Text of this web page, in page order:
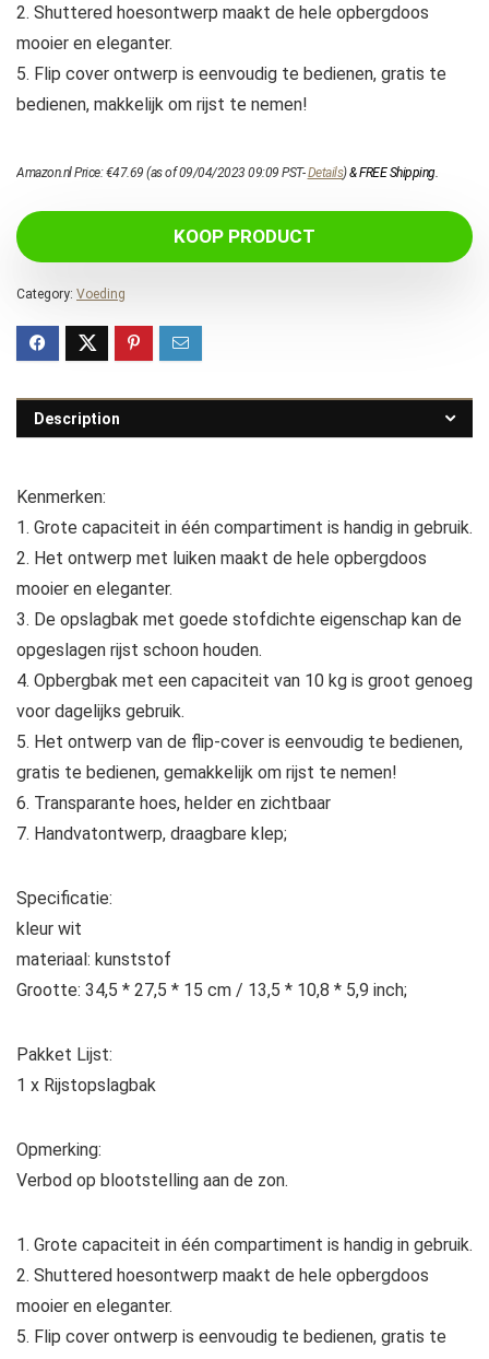
2. Shuttered hoesontwerp maakt de hele opbergdoos
mooier en eleganter.
5. Flip cover ontwerp is eenvoudig te bedienen, gratis te
bedienen, makkelijk om rijst te nemen!
Amazon.nl Price:€47.69 (as of 09/04/2023 09:09 PST-Details)&FREE Shipping.
KOOP PRODUCT
Category: Voeding
Description
Kenmerken:
1. Grote capaciteit in één compartiment is handig in gebruik.
2. Het ontwerp met luiken maakt de hele opbergdoos
mooier en eleganter.
3. De opslagbak met goede stofdichte eigenschap kan de
opgeslagen rijst schoon houden.
4. Opbergbak met een capaciteit van 10 kg is groot genoeg
voor dagelijks gebruik.
5. Het ontwerp van de flip-cover is eenvoudig te bedienen,
gratis te bedienen, gemakkelijk om rijst te nemen!
6. Transparante hoes, helder en zichtbaar
7. Handvatontwerp, draagbare klep;
Specificatie:
kleur wit
materiaal: kunststof
Grootte: 34,5 * 27,5 * 15 cm / 13,5 * 10,8 * 5,9 inch;
Pakket Lijst:
1 x Rijstopslagbak
Opmerking:
Verbod op blootstelling aan de zon.
1. Grote capaciteit in één compartiment is handig in gebruik.
2. Shuttered hoesontwerp maakt de hele opbergdoos
mooier en eleganter.
5. Flip cover ontwerp is eenvoudig te bedienen, gratis te